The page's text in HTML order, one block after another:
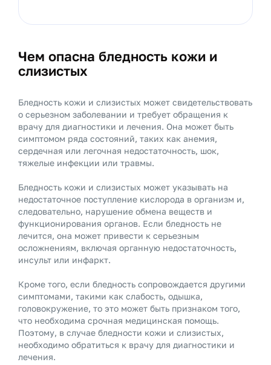
Чем опасна бледность кожи и
слизистых
Бледность кожи и слизистых может свидетельствовать
о серьезном заболевании и требует обращения к
врачу для диагностики и лечения. Она может быть
симптомом ряда состояний, таких как анемия,
сердечная или легочная недостаточность, шок,
тяжелые инфекции или травмы.
Бледность кожи и слизистых может указывать на
недостаточное поступление кислорода в организм и,
следовательно, нарушение обмена веществ и
функционирования органов. Если бледность не
лечится, она может привести к серьезным
осложнениям, включая органную недостаточность,
инсульт или инфаркт.
Кроме того, если бледность сопровождается другими
симптомами, такими как слабость, одышка,
головокружение, то это может быть признаком того,
что необходима срочная медицинская помощь.
Поэтому, в случае бледности кожи и слизистых,
необходимо обратиться к врачу для диагностики и
лечения.